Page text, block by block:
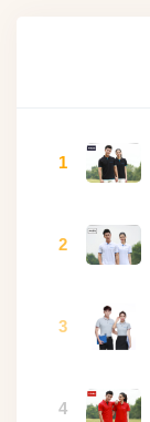
1
2
3
4